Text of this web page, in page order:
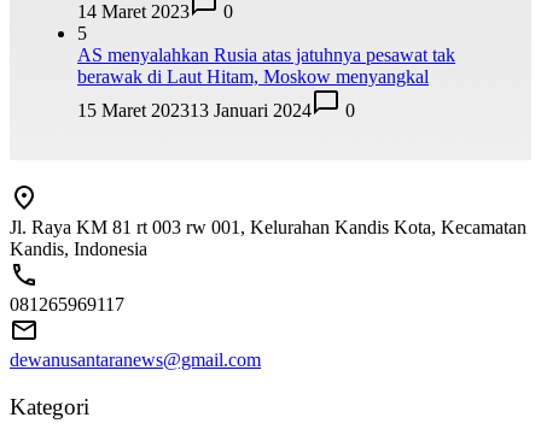
14 Maret 2023
0
5
AS menyalahkan Rusia atas jatuhnya pesawat tak
berawak di Laut Hitam, Moskow menyangkal
15 Maret 202313 Januari 2024 0
Jl. Raya KM 81 rt 003 rw 001, Kelurahan Kandis Kota, Kecamatan
Kandis, Indonesia
081265969117
dewanusantaranews@gmail.com
Kategori